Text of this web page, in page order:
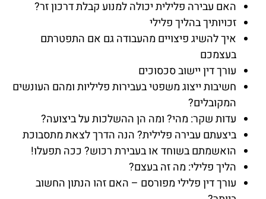
האם עבירה פלילית יכולה למנוע קבלת דרכון זר?
זכויותיך בהליך פלילי
איך להשיג פיצויים מהעבודה גם אם התפטרתם
בעצמכם
עורך דין יישוב סכסוכים
חשיבות ייצוג משפטי בעבירות פליליות ומהם העונשים
המקובלים?
עדות שקר: מהי? ומה הן ההשלכות על ביצועה?
ביצעתם עבירה פלילית? הנה הדרך לצאת מתסבוכת
הואשמתם בשוחד או בעבירת רכוש? ככה תפעלו!
הליך פלילי: מה זה בעצם?
עורך דין פלילי מפורסם – האם זהו הנתון החשוב